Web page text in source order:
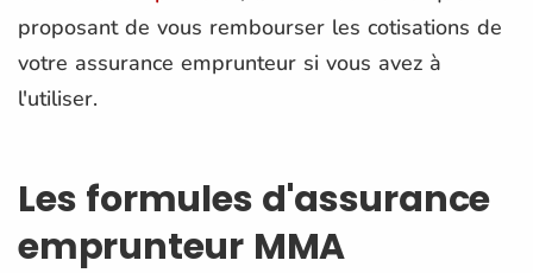
proposant de vous rembourser les cotisations de
votre assurance emprunteur si vous avez à
l'utiliser.
Les formules d'assurance
emprunteur MMA